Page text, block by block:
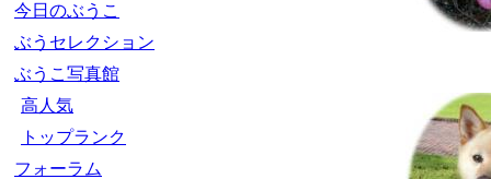
今日のぶうこ
ぶうセレクション
ぶうこ写真館
高人気
トップランク
フォーラム